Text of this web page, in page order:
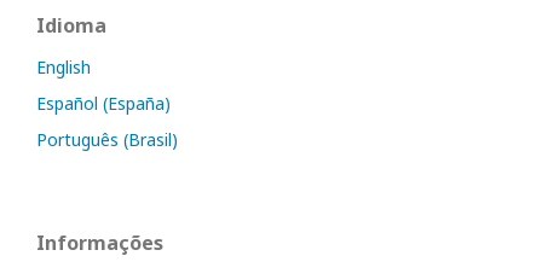
Idioma
English
Español (España)
Português (Brasil)
Informações